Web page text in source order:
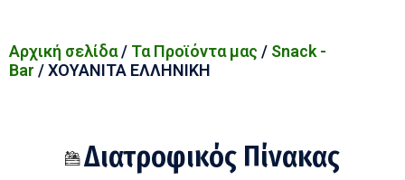
Αρχική σελίδα/ Τα Προϊόντα μας / Snack -
Bar / ΧΟΥΑΝΙΤΑ ΕΛΛΗΝΙΚΗ
Διατροφικός Πίνακας